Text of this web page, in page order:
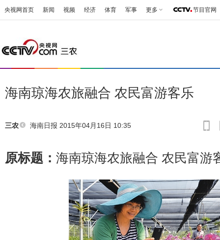
央视网首页 新闻 视频 经济 体育 军事 更多 节目官网
海南琼海农旅融合 农民富游客乐
三农 海南日报 2015年04月16日 10:35
原标题： 海南琼海农旅融合 农民富游